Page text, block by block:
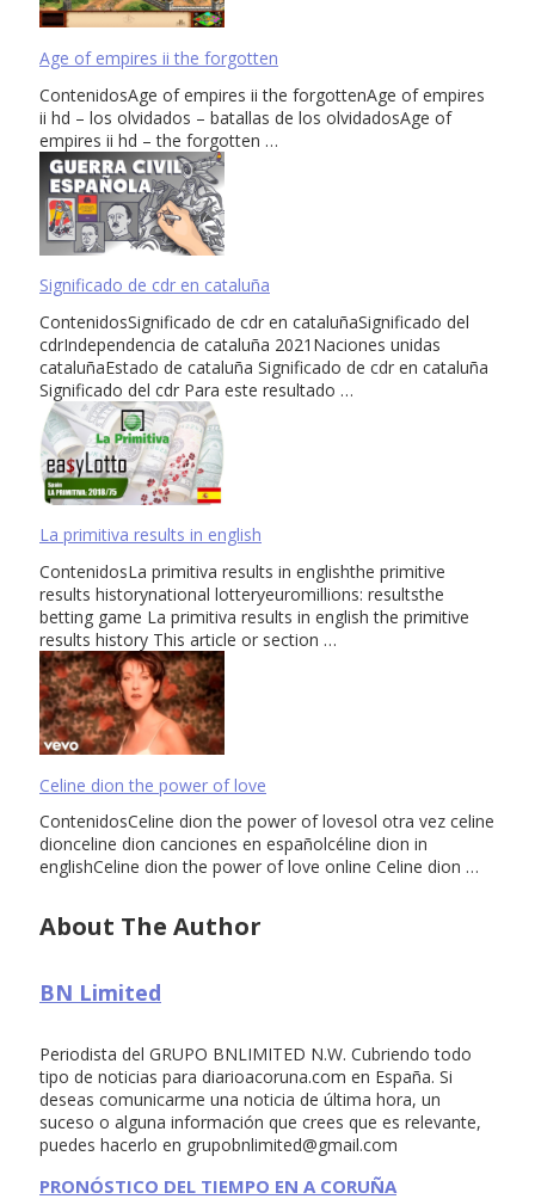
Age of empires ii the forgotten
ContenidosAge of empires ii the forgottenAge of empires
ii hd – los olvidados – batallas de los olvidadosAge of
empires ii hd – the forgotten …
Significado de cdr en cataluña
ContenidosSignificado de cdr en cataluñaSignificado del
cdrIndependencia de cataluña 2021Naciones unidas
cataluñaEstado de cataluña Significado de cdr en cataluña
Significado del cdr Para este resultado …
La primitiva results in english
ContenidosLa primitiva results in englishthe primitive
results historynational lotteryeuromillions: resultsthe
betting game La primitiva results in english the primitive
results history This article or section …
Celine dion the power of love
ContenidosCeline dion the power of lovesol otra vez celine
dionceline dion canciones en españolcéline dion in
englishCeline dion the power of love online Celine dion …
About The Author
BN Limited
Periodista del GRUPO BNLIMITED N.W. Cubriendo todo
tipo de noticias para diarioacoruna.com en España. Si
deseas comunicarme una noticia de última hora, un
suceso o alguna información que crees que es relevante,
puedes hacerlo en grupobnlimited@gmail.com
PRONÓSTICO DEL TIEMPO EN A CORUÑA